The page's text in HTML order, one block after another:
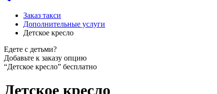
Заказ такси
Дополнительные услуги
Детское кресло
Едете с детьми?
Добавьте к заказу опцию
“Детское кресло” бесплатно
Детское кресло